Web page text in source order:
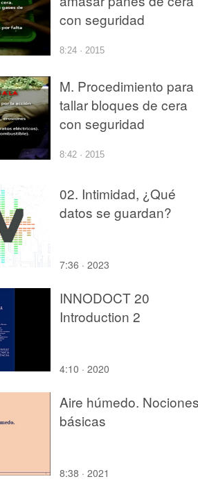
con seguridad
8:24 · 2015
M. Procedimiento para
tallar bloques de cera
con seguridad
8:42 · 2015
02. Intimidad, ¿Qué
datos se guardan?
7:36 · 2023
INNODOCT 20
Introduction 2
4:10 · 2020
Aire húmedo.
básicas
8:38 · 2021